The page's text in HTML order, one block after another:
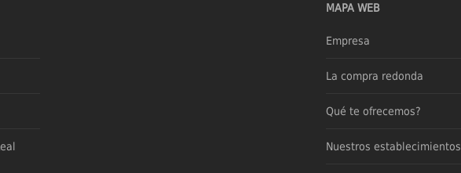
MAPA WEB
Empresa
La compra redonda
Qué te ofrecemos?
Nuestros establecimientos